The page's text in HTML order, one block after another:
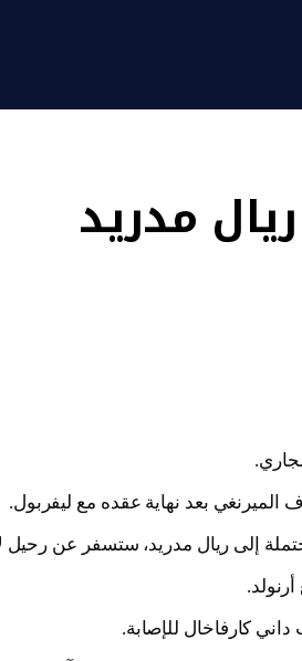
مدريد
الميرنغي بعد نهاية عقده مع ليفربول.
إلى ريال مدريد، ستسفر عن رحيل
كارفاخال للإصابة.